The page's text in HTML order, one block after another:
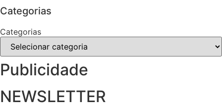
Categorias
Categorias
Publicidade
NEWSLETTER